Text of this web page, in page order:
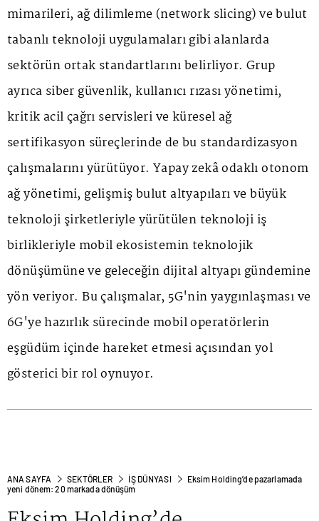
mimarileri, ağ dilimleme (network slicing) ve bulut
tabanlı teknoloji uygulamaları gibi alanlarda
sektörün ortak standartlarını belirliyor. Grup
ayrıca siber güvenlik, kullanıcı rızası yönetimi,
kritik acil çağrı servisleri ve küresel ağ
sertifikasyon süreçlerinde de bu standardizasyon
çalışmalarını yürütüyor. Yapay zekâ odaklı otonom
ağ yönetimi, gelişmiş bulut altyapıları ve büyük
teknoloji şirketleriyle yürütülen teknoloji iş
birlikleriyle mobil ekosistemin teknolojik
dönüşümüne ve geleceğin dijital altyapı gündemine
yön veriyor. Bu çalışmalar, 5G'nin yaygınlaşması ve
6G'ye hazırlık sürecinde mobil operatörlerin
eşgüdüm içinde hareket etmesi açısından yol
gösterici bir rol oynuyor.
ANA SAYFA SEKTÖRLER İŞ DÜNYASI
Eksim Holding’de pazarlamada
yeni dönem: 20 markada dönüşüm